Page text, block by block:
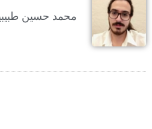
محمد حسین